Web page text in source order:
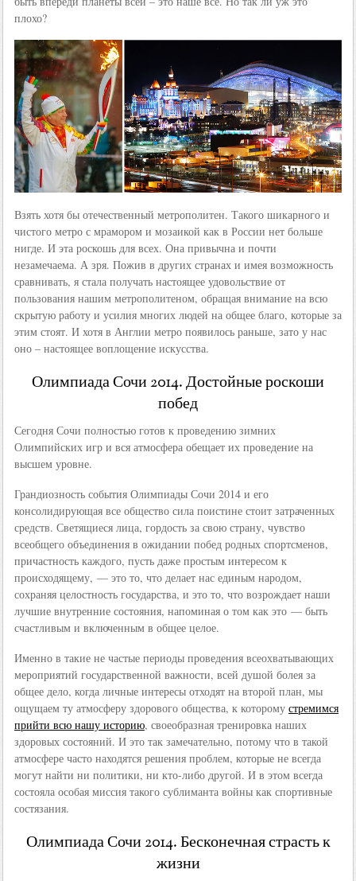
плохо?
Взять хотя бы отечественный метрополитен. Такого шикарного и
чистого метро с мрамором и мозаикой как в России нет больше
нигде. И эта роскошь для всех. Она привычна и почти
незамечаема. А зря. Пожив в других странах и имея возможность
сравнивать, я стала получать настоящее удовольствие от
пользования нашим метрополитеном, обращая внимание на всю
скрытую работу и усилия многих людей на общее благо, которые за
этим стоят. И хотя в Англии метро появилось раньше, зато у нас
оно – настоящее воплощение искусства.
Олимпиада Сочи 2014. Достойные роскоши
побед
Сегодня Сочи полностью готов к проведению зимних
Олимпийских игр и вся атмосфера обещает их проведение на
высшем уровне.
Грандиозность события Олимпиады Сочи 2014 и его
консолидирующая все общество сила поистине стоит затраченных
средств. Светящиеся лица, гордость за свою страну, чувство
всеобщего объединения в ожидании побед родных спортсменов,
причастность каждого, пусть даже простым интересом к
происходящему, — это то, что делает нас единым народом,
сохраняя целостность государства, и это то, что возрождает наши
лучшие внутренние состояния, напоминая о том как это — быть
счастливым и включенным в общее целое.
Именно в такие не частые периоды проведения всеохватывающих
мероприятий государственной важности, всей душой болея за
общее дело, когда личные интересы отходят на второй план, мы
ощущаем ту атмосферу здорового общества, к которому стремимся
прийти всю нашу историю, своеобразная тренировка наших
здоровых состояний. И это так замечательно, потому что в такой
атмосфере часто находятся решения проблем, которые не всегда
могут найти ни политики, ни кто-либо другой. И в этом всегда
состояла особая миссия такого сублиманта войны как спортивные
состязания.
Олимпиада Сочи 2014. Бесконечная страсть к
жизни